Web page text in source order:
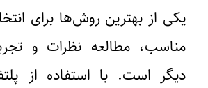
یکی از بهترین روش‌ها برای
مناسب، مطالعه نظرات و
دیگر است. با استفاده از